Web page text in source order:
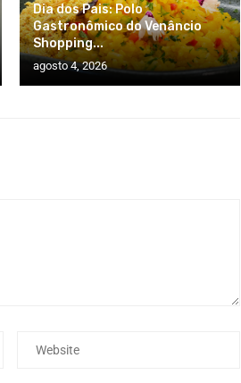
Dia dos Pais: Polo
Gastronômico do Venâncio
Shopping...
agosto 4, 2026